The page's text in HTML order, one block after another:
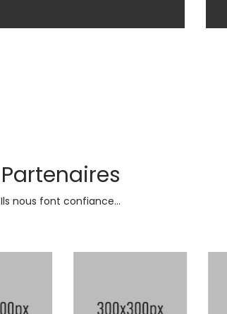
Partenaires
Ils nous font confiance...